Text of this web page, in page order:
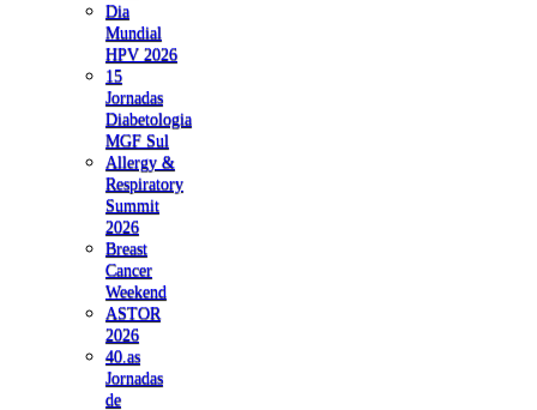
Dia
Mundial
HPV 2026
15
Jornadas
Diabetologia
MGF Sul
Allergy &
Respiratory
Summit
2026
Breast
Cancer
Weekend
ASTOR
2026
40.as
Jornadas
de